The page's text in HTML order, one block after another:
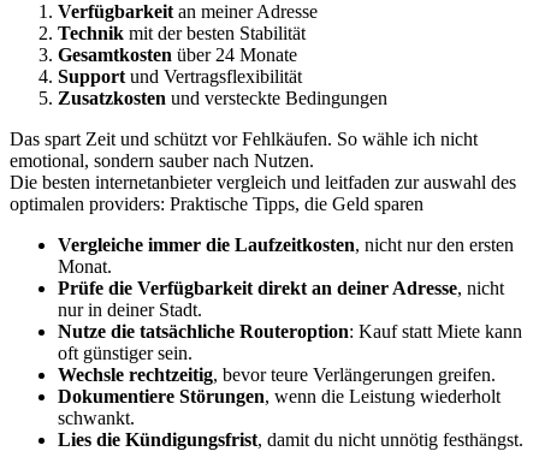
Verfügbarkeit an meiner Adresse
Technik mit der besten Stabilität
Gesamtkosten über 24 Monate
Support und Vertragsflexibilität
Zusatzkosten und versteckte Bedingungen
Das spart Zeit und schützt vor Fehlkäufen. So wähle ich nicht
emotional, sondern sauber nach Nutzen.
Die besten internetanbieter vergleich und leitfaden zur auswahl des
optimalen providers: Praktische Tipps, die Geld sparen
Vergleiche immer die Laufzeitkosten, nicht nur den ersten
Monat.
Prüfe die Verfügbarkeit direkt an deiner Adresse, nicht
nur in deiner Stadt.
Nutze die tatsächliche Routeroption: Kauf statt Miete kann
oft günstiger sein.
Wechsle rechtzeitig, bevor teure Verlängerungen greifen.
Dokumentiere Störungen, wenn die Leistung wiederholt
schwankt.
Lies die Kündigungsfrist, damit du nicht unnötig festhängst.